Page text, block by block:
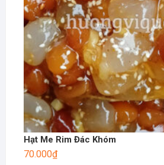
Hạt Me Rim Đác Khóm
70.000₫